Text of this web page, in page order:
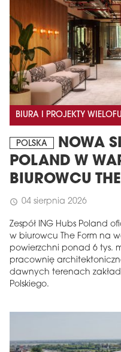
BIURA I PROJEKTY
POLSKA
NOWA
POLAND W
BIUROWCU
schedule 04 sierpnia 2026
Zespół ING Hubs Poland
w biurowcu The Form na
powierzchni ponad 6 tys.
pracownię
dawnych terenach
Polskiego.